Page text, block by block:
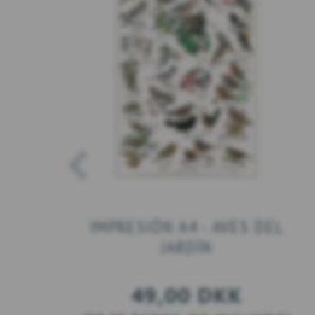
IMPRESIÓN A4 - AVES DEL
JARDÍN
49,00 DKK